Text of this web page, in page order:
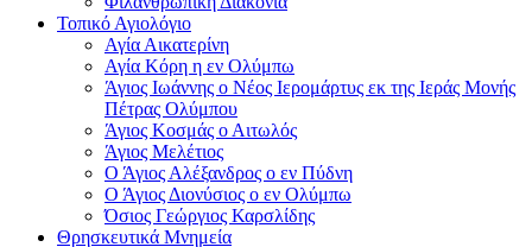
Τοπικό Αγιολόγιο
Αγία Αικατερίνη
Αγία Κόρη η εν Ολύμπω
Άγιος Ιωάννης ο Νέος Ιερομάρτυς εκ της Ιεράς Μονής
Πέτρας Ολύμπου
Άγιος Κοσμάς ο Αιτωλός
Άγιος Μελέτιος
Ο Άγιος Αλέξανδρος ο εν Πύδνη
Ο Άγιος Διονύσιος ο εν Ολύμπω
Όσιος Γεώργιος Καρσλίδης
Θρησκευτικά Μνημεία